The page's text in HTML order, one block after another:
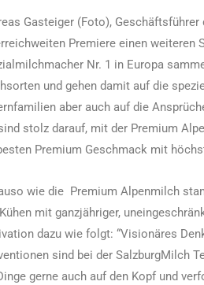
Gasteiger (Foto),
Premiere einen weiteren
Nr. 1 in Europa
und gehen damit auf die
aber auch auf die
stolz darauf, mit der Premium
Premium Geschmack mit
wie die Premium Alpenmilch
mit ganzjähriger,
dazu wie folgt: “Visionäres
sind bei der SalzburgMilch
gerne auch auf den Kopf und